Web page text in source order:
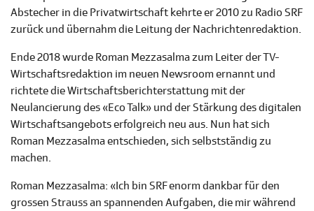
Abstecher in die Privatwirtschaft kehrte er 2010 zu Radio SRF
zurück und übernahm die Leitung der Nachrichtenredaktion.
Ende 2018 wurde Roman Mezzasalma zum Leiter der TV-
Wirtschaftsredaktion im neuen Newsroom ernannt und
richtete die Wirtschaftsberichterstattung mit der
Neulancierung des «Eco Talk» und der Stärkung des digitalen
Wirtschaftsangebots erfolgreich neu aus. Nun hat sich
Roman Mezzasalma entschieden, sich selbstständig zu
machen.
Roman Mezzasalma: «Ich bin SRF enorm dankbar für den
grossen Strauss an spannenden Aufgaben, die mir während